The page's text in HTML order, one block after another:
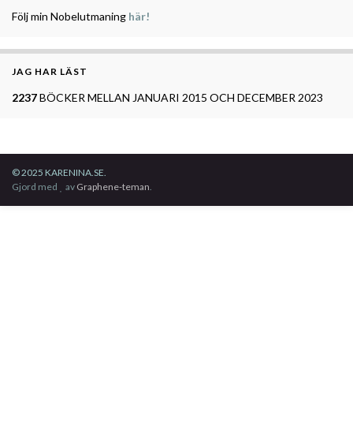
Följ min Nobelutmaning här!
JAG HAR LÄST
2237BÖCKER MELLAN JANUARI 2015 OCH DECEMBER 2023
© 2025 KARENINA.SE.
Gjord med
av Graphene-teman